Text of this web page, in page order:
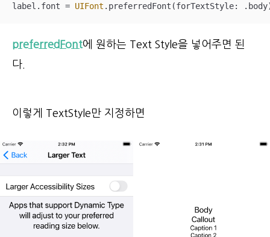
label.font = UIFont .preferredFont(forTextStyle:
preferredFont에 원하는 Text Style을 넣어주면 된
다.
이렇게 TextStyle만 지정하면